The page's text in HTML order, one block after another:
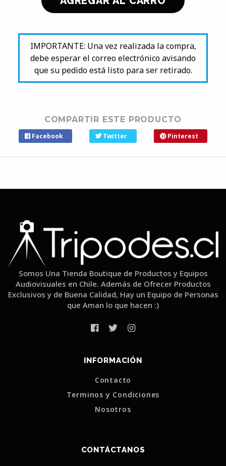
IMPORTANTE: Una vez realizada la compra,
debe esperar el correo electrónico avisando
que su pedido está listo para ser retirado.
COMPARTIR ESTE PRODUCTO
Facebook Twitter Pinterest
Somos Una Tienda Boutique de Productos y Equipos
Audiovisuales en Chile. Además de Ofrecer Productos
Exclusivos y de Buena Calidad, Hay un Equipo de Personas
que Aman lo que hacen :)
INFORMACIÓN
Contacto
Terminos y Condiciones
Nosotros
CONTÁCTANOS